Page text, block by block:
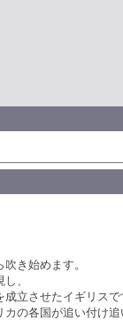
き始めます。
、
成立させたイギリスで
の各国が追い付け